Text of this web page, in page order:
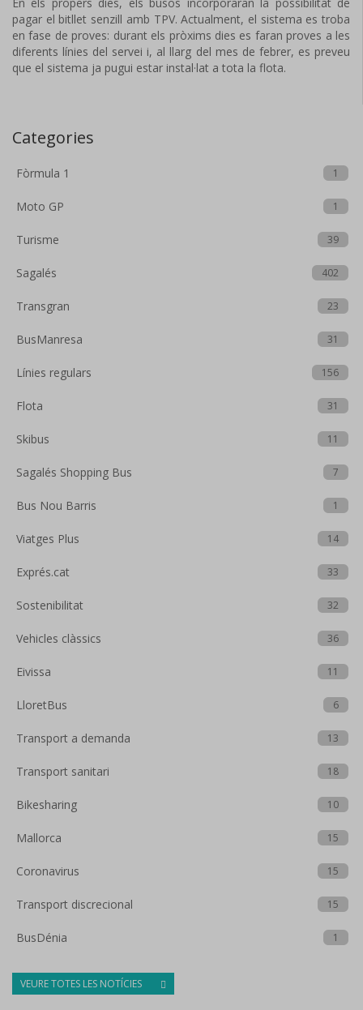
pagar el bitllet senzill amb TPV. Actualment, el sistema es troba
en fase de proves: durant els pròxims dies es faran proves a les
diferents línies del servei i, al llarg del mes de febrer, es preveu
que el sistema ja pugui estar instal·lat a tota la flota.
Categories
Fòrmula 1 1
Moto GP 1
Turisme 39
Sagalés 402
Transgran 23
BusManresa 31
Línies regulars 156
Flota 31
Skibus 11
Sagalés Shopping Bus 7
Bus Nou Barris 1
Viatges Plus 14
Exprés.cat 33
Sostenibilitat 32
Vehicles clàssics 36
Eivissa 11
LloretBus 6
Transport a demanda 13
Transport sanitari 18
Bikesharing 10
Mallorca 15
Coronavirus 15
Transport discrecional 15
BusDénia 1
VEURE TOTES LES NOTÍCIES